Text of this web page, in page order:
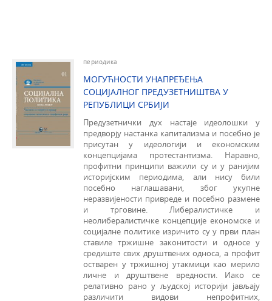
периодика
МОГУЋНОСТИ УНАПРЕЂЕЊА
СОЦИЈАЛНОГ ПРЕДУЗЕТНИШТВА У
РЕПУБЛИЦИ СРБИЈИ
Предузетнички дух настаје идеолошки у
предворју настанка капитализма и посебно је
присутан у идеологији и економским
концепцијама протестантизма. Наравно,
профитни принципи важили су и у ранијим
историјским периодима, али нису били
посебно наглашавани, због укупне
неразвијености привреде и посебно размене
и трговине. Либералистичке и
неолибералистичке концепције економске и
социјалне политике изричито су у први план
ставиле тржишне законитости и односе у
средиште свих друштвених односа, а профит
остварен у тржишној утакмици као мерило
личне и друштвене вредности. Иако се
релативно рано у људској историји јављају
различити видови непрофитних,